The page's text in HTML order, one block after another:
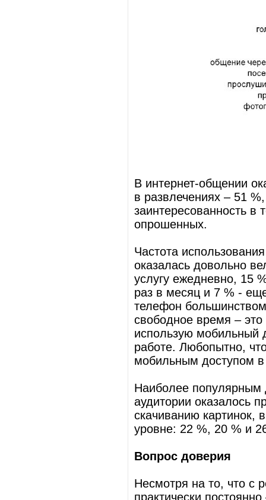
В интернет-общении
в развлечениях – 51
заинтересованность в
опрошенных.
Частота
оказалась довольно
услугу ежедневно, 15
раз в месяц и 7 % -
телефон
свободное время –
использую мобильный
работе. Любопытно,
мобильным доступом
Наиболее популярным
аудитории оказалось
скачиванию картинок,
уровне: 22 %, 20 % и
Вопрос доверия
Несмотря на то, что с
практически